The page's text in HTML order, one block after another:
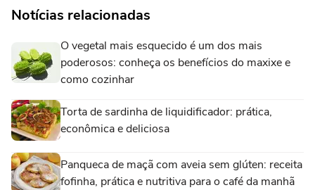
Notícias relacionadas
O vegetal mais esquecido é um dos mais
poderosos: conheça os benefícios do maxixe e
como cozinhar
Torta de sardinha de liquidificador: prática,
econômica e deliciosa
Panqueca de maçã com aveia sem glúten: receita
fofinha, prática e nutritiva para o café da manhã